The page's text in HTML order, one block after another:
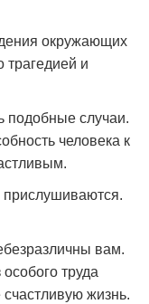
окружающих
трагедией и
подобные случаи.
человека к
вам.
труда
жизнь.